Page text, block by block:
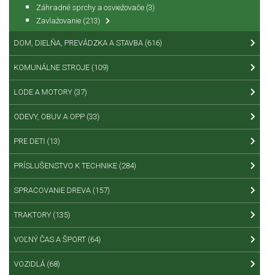
Záhradné sprchy a osviežovače (3)
Zavlažovanie (213)
DOM, DIELŇA, PREVÁDZKA A STAVBA (616)
KOMUNÁLNE STROJE (109)
LODE A MOTORY (37)
ODEVY, OBUV A OPP (33)
PRE DETI (13)
PRÍSLUŠENSTVO K TECHNIKE (284)
SPRACOVANIE DREVA (157)
TRAKTORY (135)
VOĽNÝ ČAS A ŠPORT (64)
VOZIDLÁ (68)